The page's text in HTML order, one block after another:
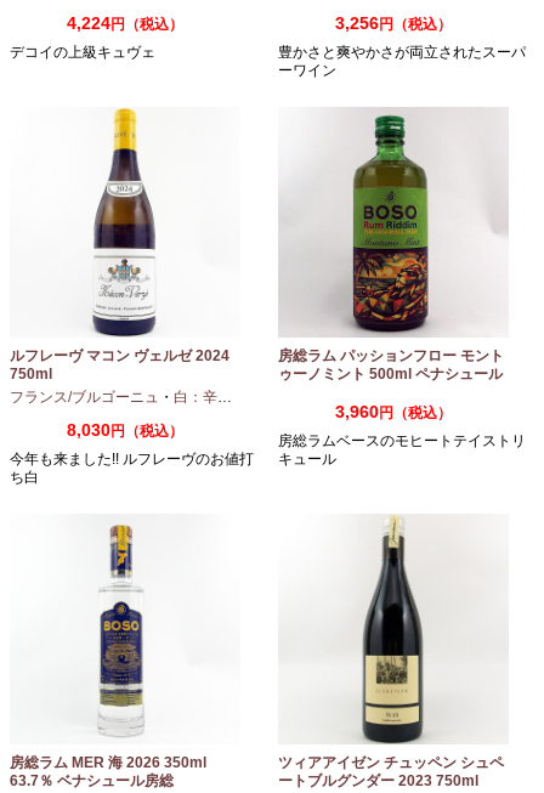
4,224円（税込）
デコイの上級キュヴェ
3,256円（税込）
豊かさと爽やかさが両立されたスーパ
ーワイン
ルフレーヴ マコン ヴェルゼ 2024
750ml
フランス/ブルゴーニュ ・ 白：辛口
8,030円（税込）
今年も来ました!! ルフレーヴのお値打
ち白
房総ラム パッションフロー モント
ゥーノミント 500ml ペナシュール
3,960円（税込）
房総ラムベースのモヒートテイストリ
キュール
房総ラム MER 海 2026 350ml
63.7％ ベナシュール房総
ツィアアイゼン チュッペン シュペ
ートブルグンダー 2023 750ml